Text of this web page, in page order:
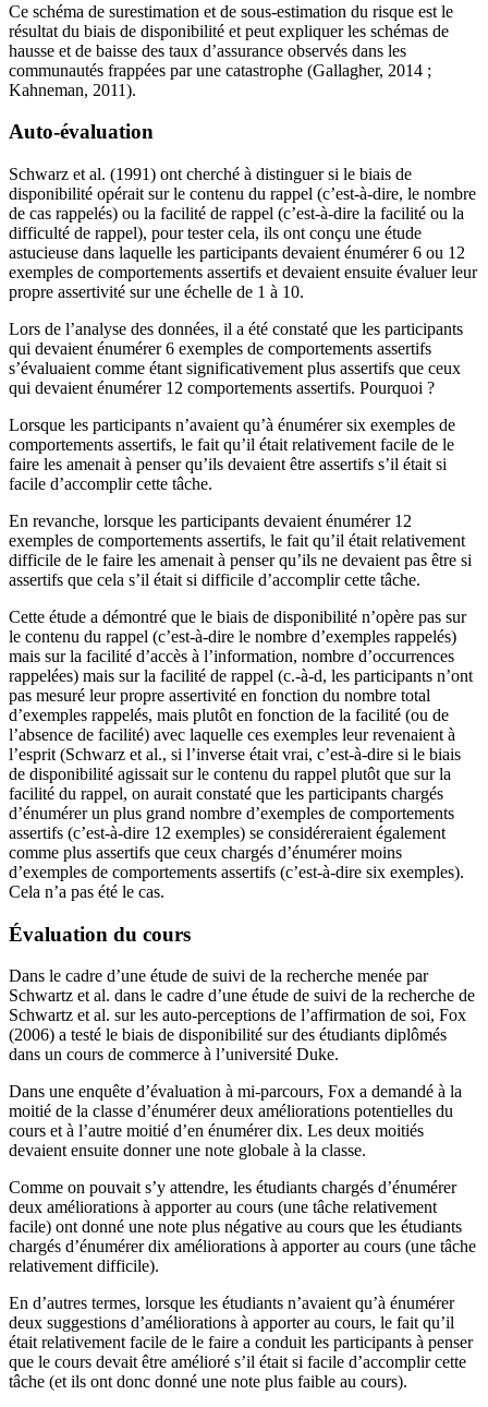
Ce schéma de surestimation et de sous-estimation du risque est le
résultat du biais de disponibilité et peut expliquer les schémas de
hausse et de baisse des taux d’assurance observés dans les
communautés frappées par une catastrophe (Gallagher, 2014 ;
Kahneman, 2011).
Auto-évaluation
Schwarz et al. (1991) ont cherché à distinguer si le biais de
disponibilité opérait sur le contenu du rappel (c’est-à-dire, le nombre
de cas rappelés) ou la facilité de rappel (c’est-à-dire la facilité ou la
difficulté de rappel), pour tester cela, ils ont conçu une étude
astucieuse dans laquelle les participants devaient énumérer 6 ou 12
exemples de comportements assertifs et devaient ensuite évaluer leur
propre assertivité sur une échelle de 1 à 10.
Lors de l’analyse des données, il a été constaté que les participants
qui devaient énumérer 6 exemples de comportements assertifs
s’évaluaient comme étant significativement plus assertifs que ceux
qui devaient énumérer 12 comportements assertifs. Pourquoi ?
Lorsque les participants n’avaient qu’à énumérer six exemples de
comportements assertifs, le fait qu’il était relativement facile de le
faire les amenait à penser qu’ils devaient être assertifs s’il était si
facile d’accomplir cette tâche.
En revanche, lorsque les participants devaient énumérer 12
exemples de comportements assertifs, le fait qu’il était relativement
difficile de le faire les amenait à penser qu’ils ne devaient pas être si
assertifs que cela s’il était si difficile d’accomplir cette tâche.
Cette étude a démontré que le biais de disponibilité n’opère pas sur
le contenu du rappel (c’est-à-dire le nombre d’exemples rappelés)
mais sur la facilité d’accès à l’information, nombre d’occurrences
rappelées) mais sur la facilité de rappel (c.-à-d, les participants n’ont
pas mesuré leur propre assertivité en fonction du nombre total
d’exemples rappelés, mais plutôt en fonction de la facilité (ou de
l’absence de facilité) avec laquelle ces exemples leur revenaient à
l’esprit (Schwarz et al., si l’inverse était vrai, c’est-à-dire si le biais
de disponibilité agissait sur le contenu du rappel plutôt que sur la
facilité du rappel, on aurait constaté que les participants chargés
d’énumérer un plus grand nombre d’exemples de comportements
assertifs (c’est-à-dire 12 exemples) se considéreraient également
comme plus assertifs que ceux chargés d’énumérer moins
d’exemples de comportements assertifs (c’est-à-dire six exemples).
Cela n’a pas été le cas.
Évaluation du cours
Dans le cadre d’une étude de suivi de la recherche menée par
Schwartz et al. dans le cadre d’une étude de suivi de la recherche de
Schwartz et al. sur les auto-perceptions de l’affirmation de soi, Fox
(2006) a testé le biais de disponibilité sur des étudiants diplômés
dans un cours de commerce à l’université Duke.
Dans une enquête d’évaluation à mi-parcours, Fox a demandé à la
moitié de la classe d’énumérer deux améliorations potentielles du
cours et à l’autre moitié d’en énumérer dix. Les deux moitiés
devaient ensuite donner une note globale à la classe.
Comme on pouvait s’y attendre, les étudiants chargés d’énumérer
deux améliorations à apporter au cours (une tâche relativement
facile) ont donné une note plus négative au cours que les étudiants
chargés d’énumérer dix améliorations à apporter au cours (une tâche
relativement difficile).
En d’autres termes, lorsque les étudiants n’avaient qu’à énumérer
deux suggestions d’améliorations à apporter au cours, le fait qu’il
était relativement facile de le faire a conduit les participants à penser
que le cours devait être amélioré s’il était si facile d’accomplir cette
tâche (et ils ont donc donné une note plus faible au cours).